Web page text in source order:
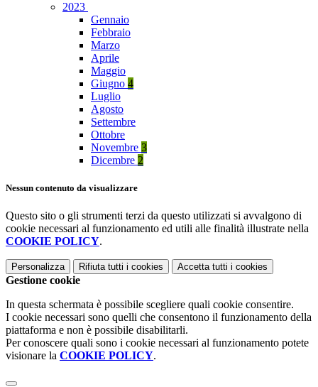
2023
Gennaio
Febbraio
Marzo
Aprile
Maggio
Giugno 4
Luglio
Agosto
Settembre
Ottobre
Novembre 3
Dicembre 2
Nessun contenuto da visualizzare
Questo sito o gli strumenti terzi da questo utilizzati si avvalgono di
cookie necessari al funzionamento ed utili alle finalità illustrate nella
COOKIE POLICY.
Personalizza Rifiuta tutti i cookies Accetta tutti i cookies
Gestione cookie
In questa schermata è possibile scegliere quali cookie consentire.
I cookie necessari sono quelli che consentono il funzionamento della
piattaforma e non è possibile disabilitarli.
Per conoscere quali sono i cookie necessari al funzionamento potete
visionare la COOKIE POLICY.